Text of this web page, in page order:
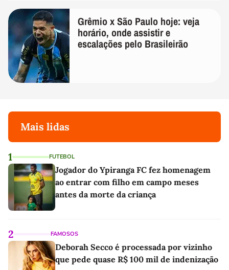
Grêmio x São Paulo hoje: veja
horário, onde assistir e
escalações pelo Brasileirão
Mais lidas
1 FUTEBOL
Jogador do Ypiranga FC fez homenagem
ao entrar com filho em campo meses
antes da morte da criança
2 FAMOSOS
Deborah Secco é processada por vizinho
que pede quase R$ 100 mil de indenização